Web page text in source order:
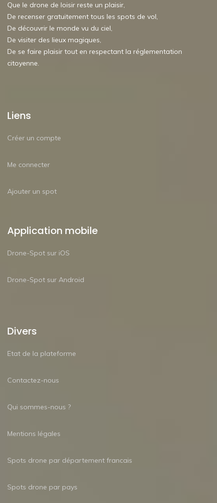
Que le drone de loisir reste un plaisir,
De recenser gratuitement tous les spots de vol,
De découvrir le monde vu du ciel,
De visiter des lieux magiques,
De se faire plaisir tout en respectant la réglementation
citoyenne.
Liens
Créer un compte
Me connecter
Ajouter un spot
Application mobile
Drone-Spot sur iOS
Drone-Spot sur Android
Divers
Etat de la plateforme
Contactez-nous
Qui sommes-nous ?
Mentions légales
Spots drone par département francais
Spots drone par pays